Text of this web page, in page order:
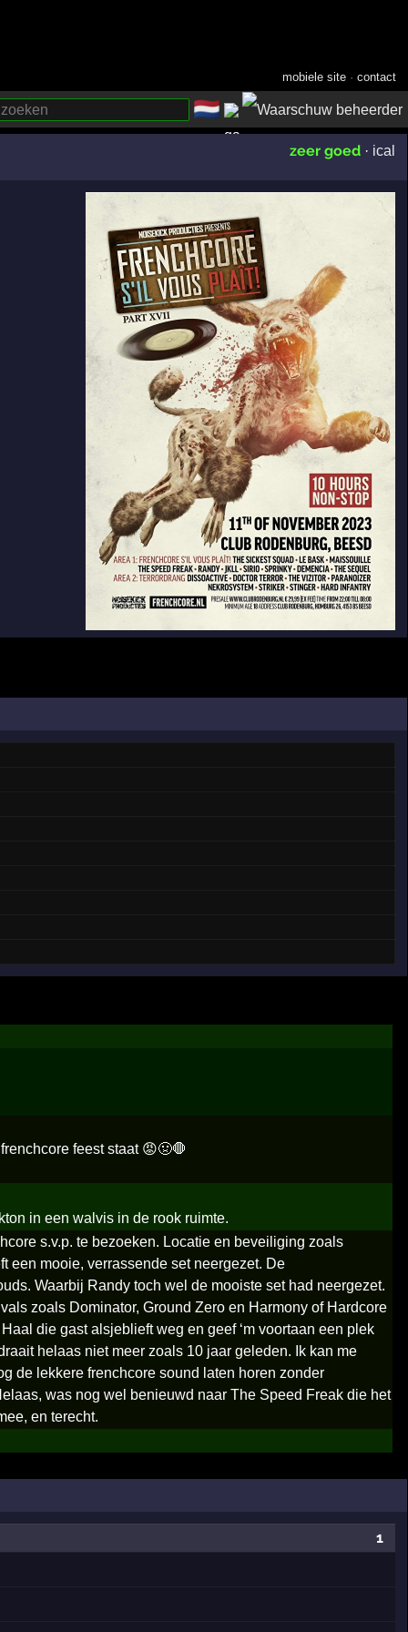
mobiele site ·contact
🇳🇱
zeer goed · ical
feest staat 😡🤢🛑
in een walvis in de rook ruimte.
s.v.p. te bezoeken. Locatie en beveiliging zoals
een mooie, verrassende set neergezet. De
Waarbij Randy toch wel de mooiste set had neergezet.
zoals Dominator, Ground Zero en Harmony of Hardcore
die gast alsjeblieft weg en geef ‘m voortaan een plek
helaas niet meer zoals 10 jaar geleden. Ik kan me
de lekkere frenchcore sound laten horen zonder
was nog wel benieuwd naar The Speed Freak die het
en terecht.
1